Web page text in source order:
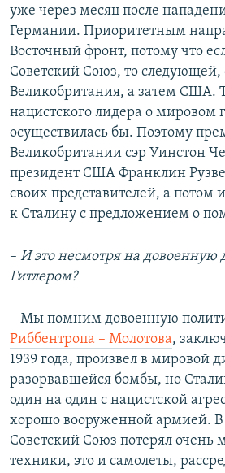
уже через месяц после
Германии. Приоритетным
Восточный фронт, потому что
Советский Союз, то
Великобритания, а затем США.
нацистского лидера о мировом
осуществилась бы. Поэтому
Великобритании сэр Уинстон
президент США Франклин
своих представителей, а потом
к Сталину с предложением о
– И это несмотря на довоенную
Гитлером?
– Мы помним довоенную
Риббентропа – Молотова,
1939 года, произвел в мировой
разорвавшейся бомбы, но
один на один с нацистской
хорошо вооруженной армией.
Советский Союз потерял очень
техники, это и самолеты,